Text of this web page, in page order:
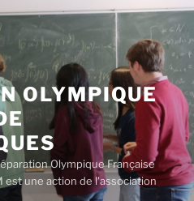
OLYMPIQUE
Olympique Française
est une action de l'association